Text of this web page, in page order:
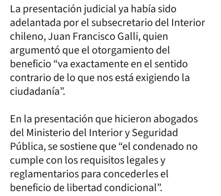
La presentación judicial ya había sido
adelantada por el subsecretario del Interior
chileno, Juan Francisco Galli, quien
argumentó que el otorgamiento del
beneficio “va exactamente en el sentido
contrario de lo que nos está exigiendo la
ciudadanía”.
En la presentación que hicieron abogados
del Ministerio del Interior y Seguridad
Pública, se sostiene que “el condenado no
cumple con los requisitos legales y
reglamentarios para concederles el
beneficio de libertad condicional”.